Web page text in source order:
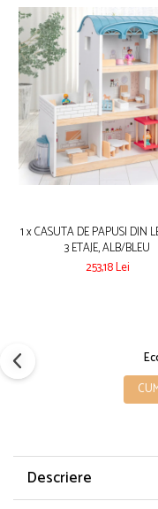
1 x CASUTA DE PAPUSI DIN
3 ETAJE, ALB/BLEU
253,18 Lei
Descriere